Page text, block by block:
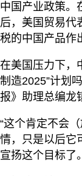
中国产业政策。
后，美国贸易代
税的中国产品作
在美国压力下，
制造2025”计划
报》助理总编龙
“这个肯定不会
情，只是以后它
宣扬这个目标了